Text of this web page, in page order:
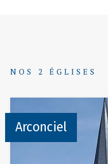
NOS 2 ÉGLISES
Arconciel